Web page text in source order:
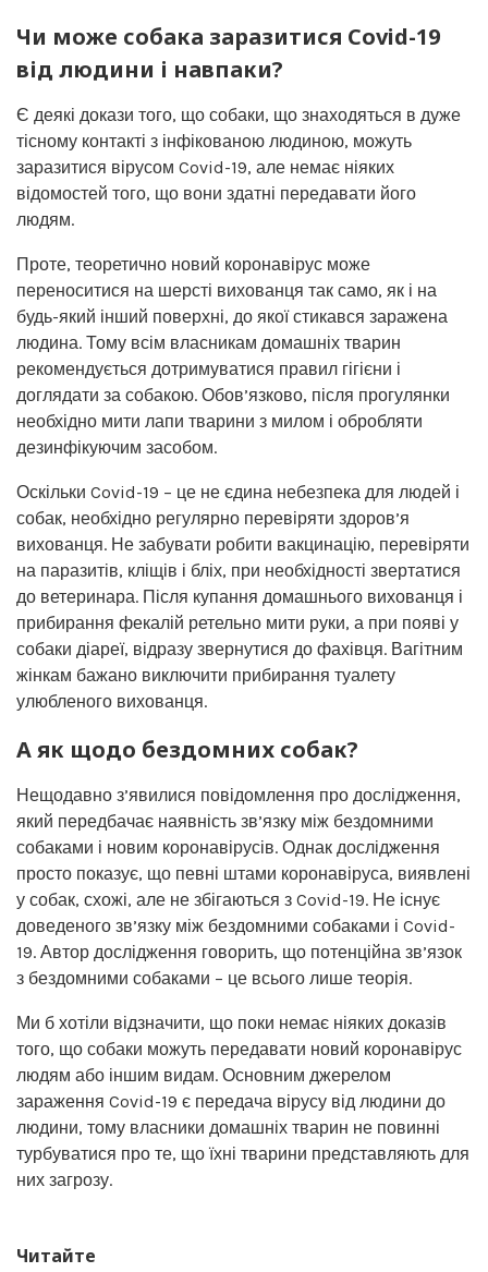
Чи може собака заразитися Covid-19
від людини і навпаки?
Є деякі докази того, що собаки, що знаходяться в дуже
тісному контакті з інфікованою людиною, можуть
заразитися вірусом Covid-19, але немає ніяких
відомостей того, що вони здатні передавати його
людям.
Проте, теоретично новий коронавірус може
переноситися на шерсті вихованця так само, як і на
будь-який інший поверхні, до якої стикався заражена
людина. Тому всім власникам домашніх тварин
рекомендується дотримуватися правил гігієни і
доглядати за собакою. Обов’язково, після прогулянки
необхідно мити лапи тварини з милом і обробляти
дезинфікуючим засобом.
Оскільки Covid-19 – це не єдина небезпека для людей і
собак, необхідно регулярно перевіряти здоров’я
вихованця. Не забувати робити вакцинацію, перевіряти
на паразитів, кліщів і бліх, при необхідності звертатися
до ветеринара. Після купання домашнього вихованця і
прибирання фекалій ретельно мити руки, а при появі у
собаки діареї, відразу звернутися до фахівця. Вагітним
жінкам бажано виключити прибирання туалету
улюбленого вихованця.
А як щодо бездомних собак?
Нещодавно з’явилися повідомлення про дослідження,
який передбачає наявність зв’язку між бездомними
собаками і новим коронавірусів. Однак дослідження
просто показує, що певні штами коронавіруса, виявлені
у собак, схожі, але не збігаються з Covid-19. Не існує
доведеного зв’язку між бездомними собаками і Covid-
19. Автор дослідження говорить, що потенційна зв’язок
з бездомними собаками – це всього лише теорія.
Ми б хотіли відзначити, що поки немає ніяких доказів
того, що собаки можуть передавати новий коронавірус
людям або іншим видам. Основним джерелом
зараження Covid-19 є передача вірусу від людини до
людини, тому власники домашніх тварин не повинні
турбуватися про те, що їхні тварини представляють для
них загрозу.
Читайте